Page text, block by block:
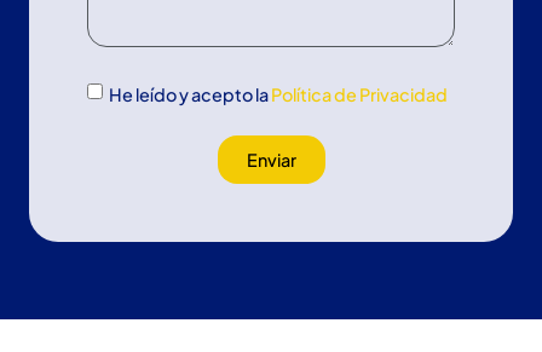
He leído y acepto laPolítica de Privacidad
Enviar